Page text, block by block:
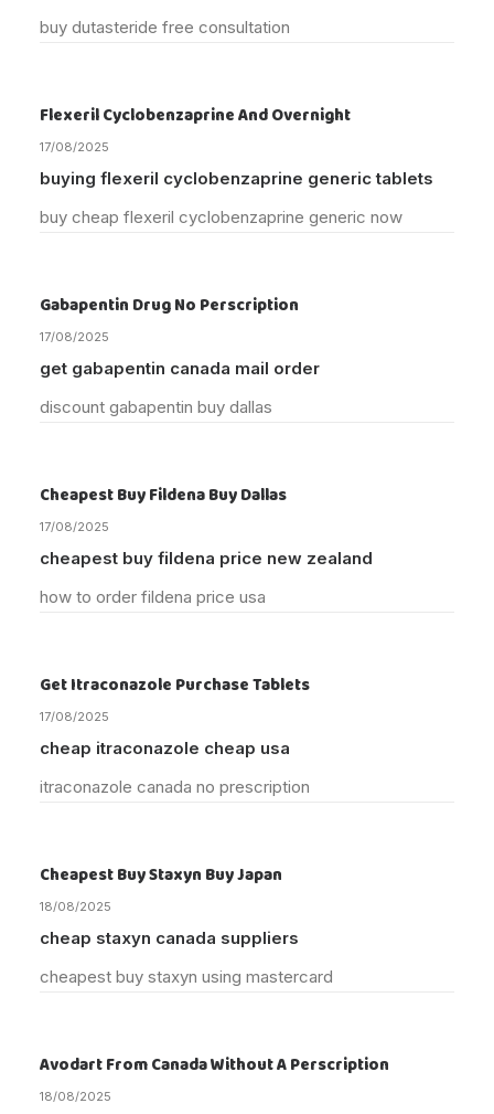
buy dutasteride free consultation
Flexeril Cyclobenzaprine And Overnight
17/08/2025
buying flexeril cyclobenzaprine generic tablets
buy cheap flexeril cyclobenzaprine generic now
Gabapentin Drug No Perscription
17/08/2025
get gabapentin canada mail order
discount gabapentin buy dallas
Cheapest Buy Fildena Buy Dallas
17/08/2025
cheapest buy fildena price new zealand
how to order fildena price usa
Get Itraconazole Purchase Tablets
17/08/2025
cheap itraconazole cheap usa
itraconazole canada no prescription
Cheapest Buy Staxyn Buy Japan
18/08/2025
cheap staxyn canada suppliers
cheapest buy staxyn using mastercard
Avodart From Canada Without A Perscription
18/08/2025